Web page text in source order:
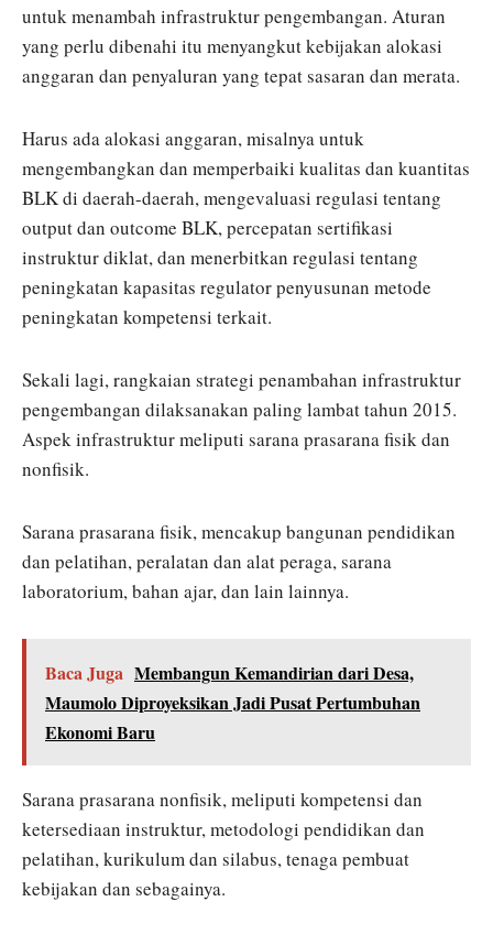
untuk menambah infrastruktur pengembangan. Aturan
yang perlu dibenahi itu menyangkut kebijakan alokasi
anggaran dan penyaluran yang tepat sasaran dan merata.
Harus ada alokasi anggaran, misalnya untuk
mengembangkan dan memperbaiki kualitas dan kuantitas
BLK di daerah-daerah, mengevaluasi regulasi tentang
output dan outcome BLK, percepatan sertifikasi
instruktur diklat, dan menerbitkan regulasi tentang
peningkatan kapasitas regulator penyusunan metode
peningkatan kompetensi terkait.
Sekali lagi, rangkaian strategi penambahan infrastruktur
pengembangan dilaksanakan paling lambat tahun 2015.
Aspek infrastruktur meliputi sarana prasarana fisik dan
nonfisik.
Sarana prasarana fisik, mencakup bangunan pendidikan
dan pelatihan, peralatan dan alat peraga, sarana
laboratorium, bahan ajar, dan lain lainnya.
Baca Juga Membangun Kemandirian dari Desa,
Maumolo Diproyeksikan Jadi Pusat Pertumbuhan
Ekonomi Baru
Sarana prasarana nonfisik, meliputi kompetensi dan
ketersediaan instruktur, metodologi pendidikan dan
pelatihan, kurikulum dan silabus, tenaga pembuat
kebijakan dan sebagainya.